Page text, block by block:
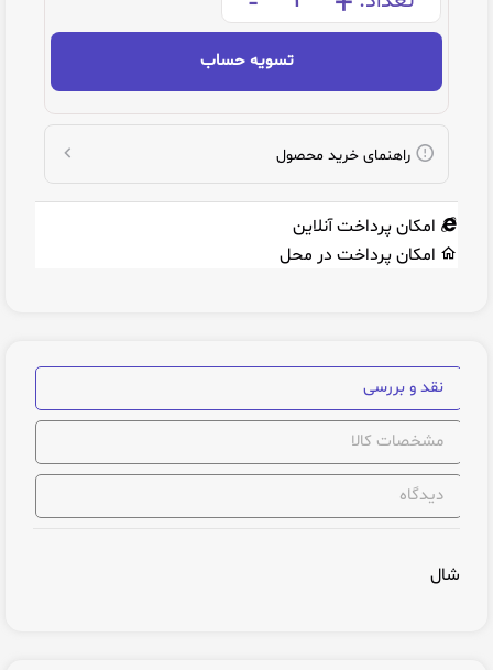
تسویه حساب
راهنمای خرید محصول
امکان پرداخت آنلاین
امکان پرداخت در محل
نقد و بررسی
مشخصات کالا
دیدگاه
شال